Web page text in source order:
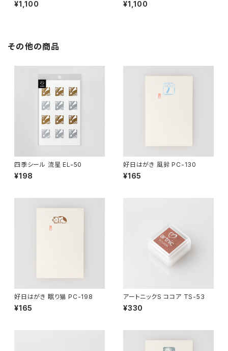
¥1,100 ¥1,100
その他の商品
四季シール 流星 EL-50
¥198
好日はがき 風鈴 PC-130
¥165
好日はがき 眠り猫 PC-198
¥165
アートニックS ココア TS-53
¥330